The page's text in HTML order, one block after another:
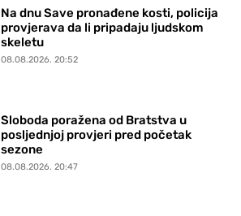
Na dnu Save pronađene kosti, policija
provjerava da li pripadaju ljudskom
skeletu
08.08.2026. 20:52
Sloboda poražena od Bratstva u
posljednjoj provjeri pred početak
sezone
08.08.2026. 20:47